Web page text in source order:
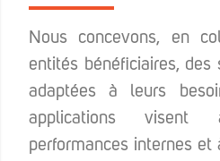
Nous concevons, en
entités bénéficiaires, des
adaptées à leurs
applications
performances internes